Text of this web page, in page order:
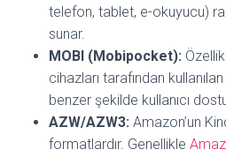
telefon, tablet, e-okuyucu)
sunar.
MOBI (Mobipocket):
cihazları tarafından
benzer şekilde kullanıcı
AZW/AZW3: Amazon’un
formatlardır. Genellikle